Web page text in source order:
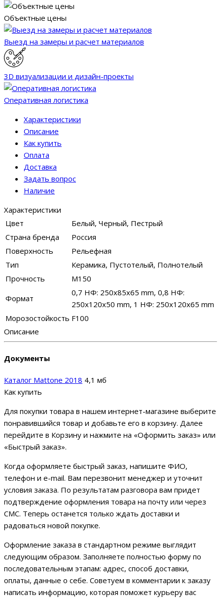
Объектные цены
Выезд на замеры и расчет материалов
3D визуализации и дизайн-проекты
Оперативная логистика
Характеристики
Описание
Как купить
Оплата
Доставка
Задать вопрос
Наличие
Характеристики
Цвет
Белый, Черный, Пестрый
Страна бренда
Россия
Поверхность
Рельефная
Тип
Керамика, Пустотелый, Полнотелый
Прочность
М150
Формат
0,7 НФ: 250х85х65 mm, 0,8 НФ:
250х120х50 mm, 1 НФ: 250х120х65 mm
Морозостойкость F100
Описание
Документы
Каталог Mattone 2018 4,1 мб
Как купить
Для покупки товара в нашем интернет-магазине выберите
понравившийся товар и добавьте его в корзину. Далее
перейдите в Корзину и нажмите на «Оформить заказ» или
«Быстрый заказ».
Когда оформляете быстрый заказ, напишите ФИО,
телефон и e-mail. Вам перезвонит менеджер и уточнит
условия заказа. По результатам разговора вам придет
подтверждение оформления товара на почту или через
СМС. Теперь останется только ждать доставки и
радоваться новой покупке.
Оформление заказа в стандартном режиме выглядит
следующим образом. Заполняете полностью форму по
последовательным этапам: адрес, способ доставки,
оплаты, данные о себе. Советуем в комментарии к заказу
написать информацию, которая поможет курьеру вас